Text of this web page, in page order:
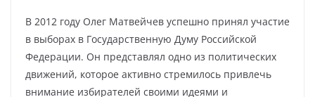
В 2012 году Олег Матвейчев успешно принял участие
в выборах в Государственную Думу Российской
Федерации. Он представлял одно из политических
движений, которое активно стремилось привлечь
внимание избирателей своими идеями и